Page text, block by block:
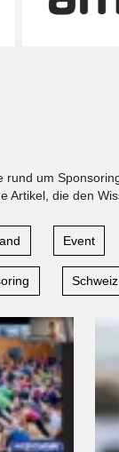
um
Artikel, die den
Event
Schweiz